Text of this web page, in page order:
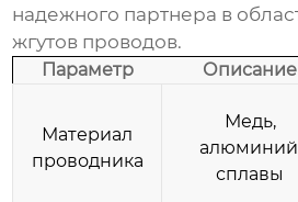
надежного партнера в
жгутов проводов.
Параметр Описание
Материал
проводника
Медь,
сплавы